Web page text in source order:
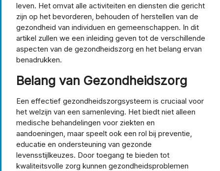
leven. Het omvat alle activiteiten en diensten die gericht
zijn op het bevorderen, behouden of herstellen van de
gezondheid van individuen en gemeenschappen. In dit
artikel zullen we een inleiding geven tot de verschillende
aspecten van de gezondheidszorg en het belang ervan
benadrukken.
Belang van Gezondheidszorg
Een effectief gezondheidszorgsysteem is cruciaal voor
het welzijn van een samenleving. Het biedt niet alleen
medische behandelingen voor ziekten en
aandoeningen, maar speelt ook een rol bij preventie,
educatie en ondersteuning van gezonde
levensstijlkeuzes. Door toegang te bieden tot
kwaliteitsvolle zorg kunnen gezondheidsproblemen